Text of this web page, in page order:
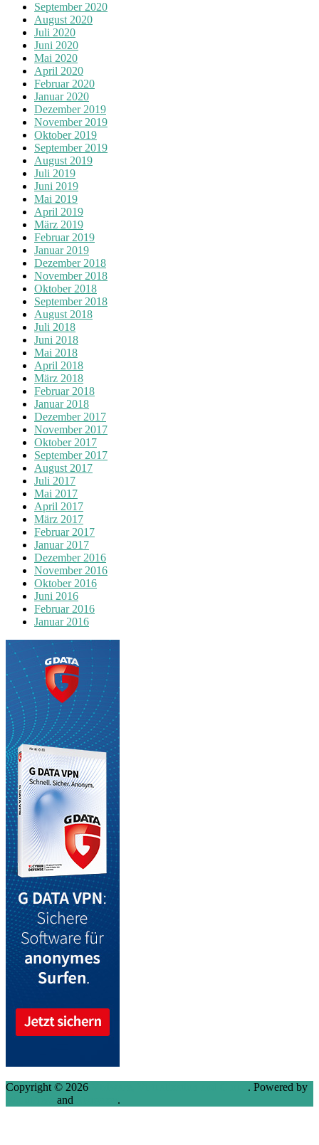
September 2020
August 2020
Juli 2020
Juni 2020
Mai 2020
April 2020
Februar 2020
Januar 2020
Dezember 2019
November 2019
Oktober 2019
September 2019
August 2019
Juli 2019
Juni 2019
Mai 2019
April 2019
März 2019
Februar 2019
Januar 2019
Dezember 2018
November 2018
Oktober 2018
September 2018
August 2018
Juli 2018
Juni 2018
Mai 2018
April 2018
März 2018
Februar 2018
Januar 2018
Dezember 2017
November 2017
Oktober 2017
September 2017
August 2017
Juli 2017
Mai 2017
April 2017
März 2017
Februar 2017
Januar 2017
Dezember 2016
November 2016
Oktober 2016
Juni 2016
Februar 2016
Januar 2016
Copyright © 2026
. Powered by
and .